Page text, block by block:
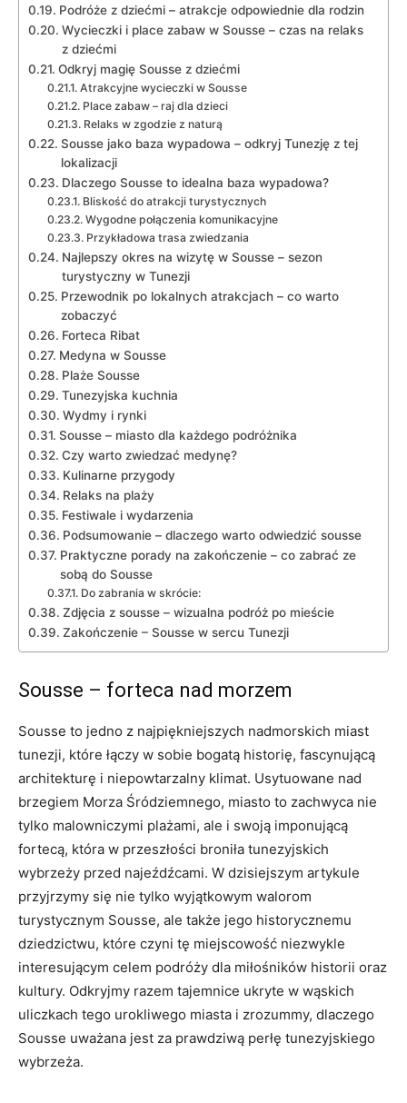
Podróże z dziećmi⁢ – atrakcje odpowiednie dla rodzin
Wycieczki i ​place ⁤zabaw w Sousse – czas‍ na relaks
z dziećmi
Odkryj magię ⁤Sousse⁢ z⁣ dziećmi
Atrakcyjne wycieczki w ⁢Sousse
Place zabaw – raj dla dzieci
Relaks w zgodzie z ​naturą
Sousse ⁣jako ‍baza wypadowa ⁣–⁣ odkryj Tunezję ‌z tej
lokalizacji
Dlaczego Sousse to idealna ⁣baza wypadowa?
Bliskość do atrakcji turystycznych
Wygodne połączenia komunikacyjne
Przykładowa‍ trasa zwiedzania
Najlepszy okres na wizytę w Sousse – ‍sezon
turystyczny⁤ w Tunezji
Przewodnik po lokalnych ​atrakcjach – co warto
zobaczyć
Forteca Ribat
Medyna w‌ Sousse
Plaże Sousse
Tunezyjska kuchnia
Wydmy i rynki
Sousse‌ – miasto dla⁢ każdego ‍podróżnika
Czy warto zwiedzać medynę?
Kulinarne przygody
Relaks na plaży
Festiwale i wydarzenia
Podsumowanie‌ –⁤ dlaczego warto odwiedzić sousse
Praktyczne porady na zakończenie – co zabrać ze
sobą do Sousse
Do zabrania w skrócie:
Zdjęcia‍ z sousse – wizualna podróż po mieście
Zakończenie – Sousse w sercu Tunezji
Sousse – forteca nad morzem
Sousse to jedno z najpiękniejszych nadmorskich miast
tunezji, które łączy w‍ sobie bogatą historię, fascynującą
architekturę i​ niepowtarzalny klimat. Usytuowane nad‌
brzegiem ​Morza Śródziemnego, miasto to​ zachwyca nie
tylko malowniczymi plażami, ale i swoją imponującą
fortecą, która w przeszłości broniła tunezyjskich
wybrzeży przed najeźdźcami. W dzisiejszym artykule
przyjrzymy się nie⁤ tylko wyjątkowym walorom
turystycznym Sousse, ale ‌także ⁣jego historycznemu
‍dziedzictwu, ‌które czyni tę miejscowość niezwykle
⁤interesującym celem podróży dla miłośników historii oraz
kultury. Odkryjmy razem tajemnice⁤ ukryte⁣ w wąskich
uliczkach tego urokliwego miasta i zrozummy,⁢ dlaczego⁢
Sousse‍ uważana jest za prawdziwą perłę tunezyjskiego
wybrzeża.